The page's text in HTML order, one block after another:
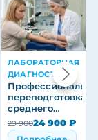
ЛАБОРАТОРНАЯ
ДИАГНОСТИКА
переподготовка
среднего
медицинского
персонала
29 90024 900 ₽